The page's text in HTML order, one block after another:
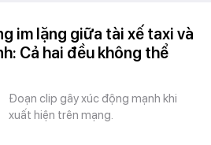
im lặng giữa tài xế taxi và
Cả hai đều không thể
Đoạn clip gây xúc động mạnh khi
xuất hiện trên mạng.